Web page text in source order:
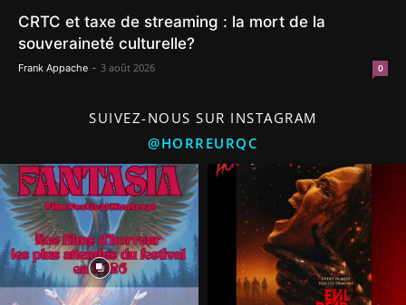
CRTC et taxe de streaming : la mort de la
souveraineté culturelle?
Frank Appache - 3 août 2026 0
SUIVEZ-NOUS SUR INSTAGRAM
@HORREURQC